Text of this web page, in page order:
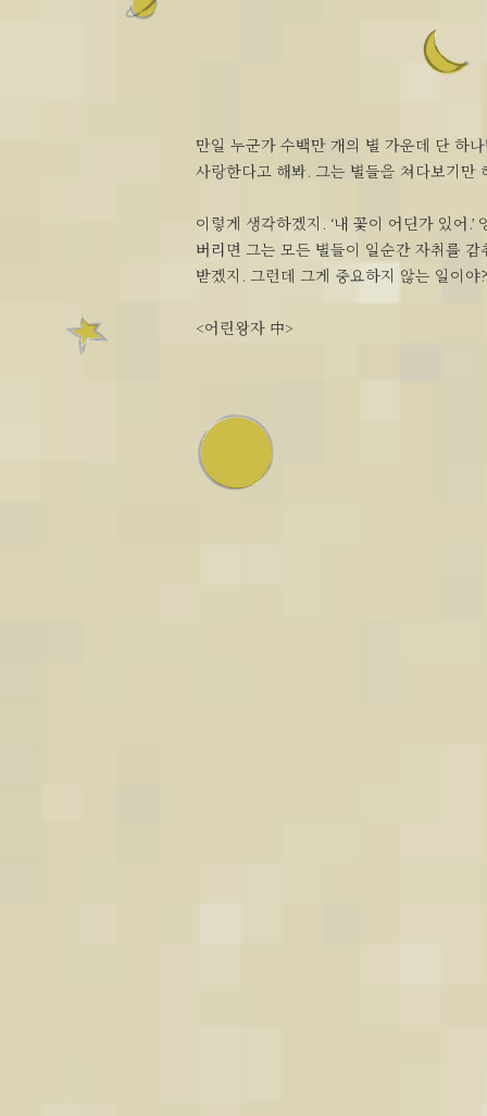
만일 누군가 수백만 개의 별 가운데 단 하
사랑한다고 해봐. 그는 별들을 쳐다보기만
이렇게 생각하겠지. ‘내 꽃이 어딘가 있어.’
버리면 그는 모든 별들이 일순간 자취를 감
받겠지. 그런데 그게 중요하지 않는 일이야?
<어린왕자 中>